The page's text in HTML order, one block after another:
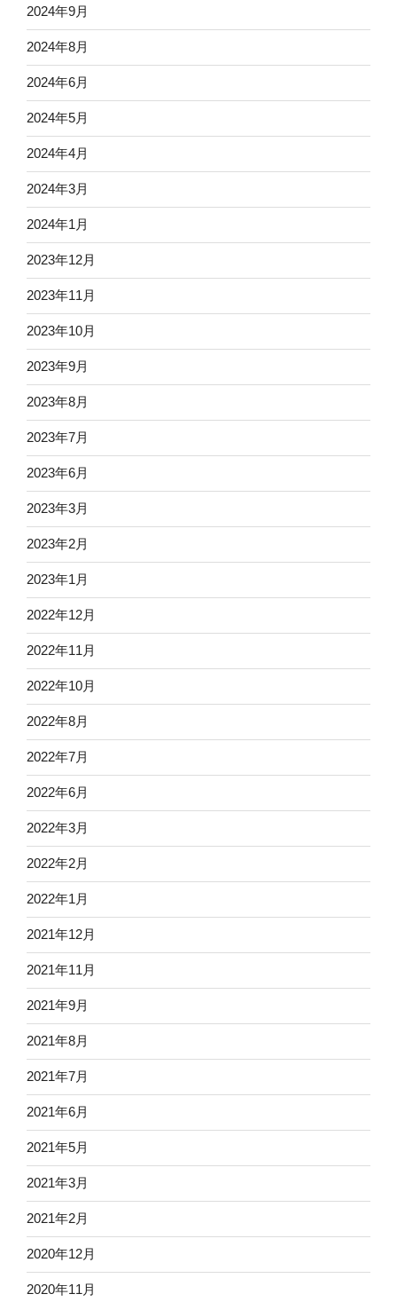
2024年9月
2024年8月
2024年6月
2024年5月
2024年4月
2024年3月
2024年1月
2023年12月
2023年11月
2023年10月
2023年9月
2023年8月
2023年7月
2023年6月
2023年3月
2023年2月
2023年1月
2022年12月
2022年11月
2022年10月
2022年8月
2022年7月
2022年6月
2022年3月
2022年2月
2022年1月
2021年12月
2021年11月
2021年9月
2021年8月
2021年7月
2021年6月
2021年5月
2021年3月
2021年2月
2020年12月
2020年11月